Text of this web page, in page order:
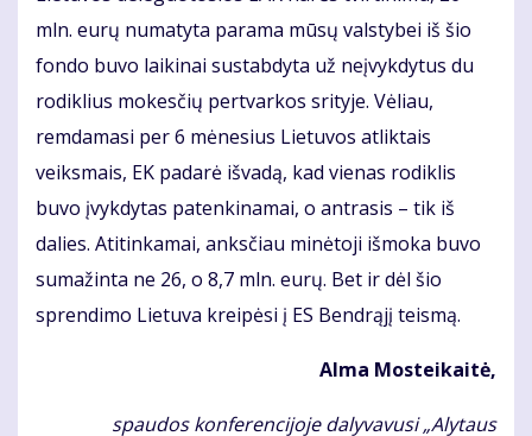
mln. eurų numatyta parama mūsų valstybei iš šio
fondo buvo laikinai sustabdyta už neįvykdytus du
rodiklius mokesčių pertvarkos srityje. Vėliau,
remdamasi per 6 mėnesius Lietuvos atliktais
veiksmais, EK padarė išvadą, kad vienas rodiklis
buvo įvykdytas patenkinamai, o antrasis – tik iš
dalies. Atitinkamai, anksčiau minėtoji išmoka buvo
sumažinta ne 26, o 8,7 mln. eurų. Bet ir dėl šio
sprendimo Lietuva kreipėsi į ES Bendrąjį teismą.
Alma Mosteikaitė,
spaudos konferencijoje dalyvavusi „Alytaus